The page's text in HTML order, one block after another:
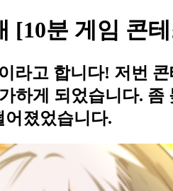
[10분 게임 콘
라고 합니다! 저번
하게 되었습니다.
졌었습니다.